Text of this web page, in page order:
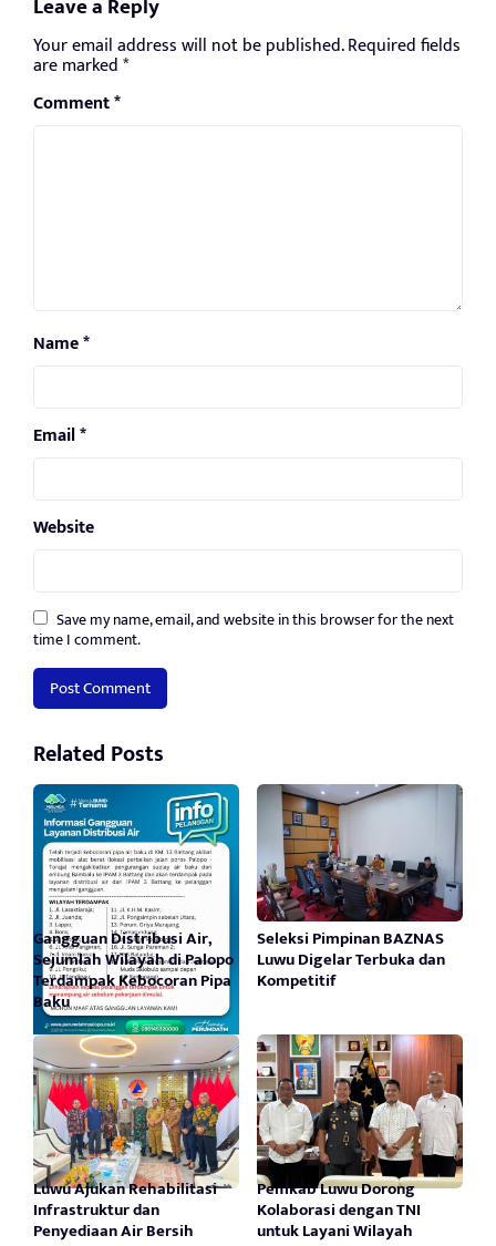
Leave a Reply
Your email address will not be published.Required fields
are marked*
Comment*
Name*
Email*
Website
Save my name, email, and website in this browser for the next
time I comment.
Related Posts
Gangguan Distribusi Air,
Sejumlah Wilayah di Palopo
Terdampak Kebocoran Pipa
Baku
Seleksi Pimpinan BAZNAS
Luwu Digelar Terbuka dan
Kompetitif
Luwu Ajukan Rehabilitasi
Infrastruktur dan
Penyediaan Air Bersih
Pemkab Luwu Dorong
Kolaborasi dengan TNI
untuk Layani Wilayah